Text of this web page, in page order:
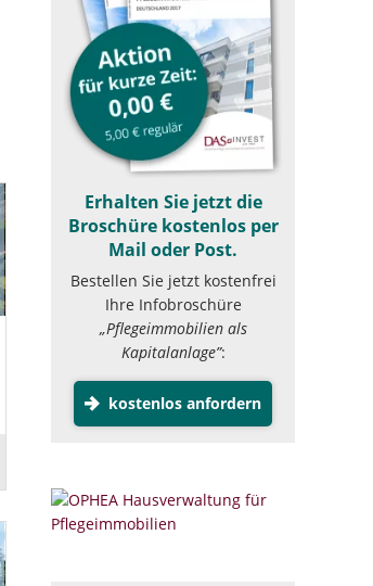
Erhalten Sie jetzt die
Broschüre kostenlos per
Mail oder Post.
Bestellen Sie jetzt kostenfrei
Ihre Infobroschüre
„Pflegeimmobilien als
Kapitalanlage”:
kostenlos anfordern